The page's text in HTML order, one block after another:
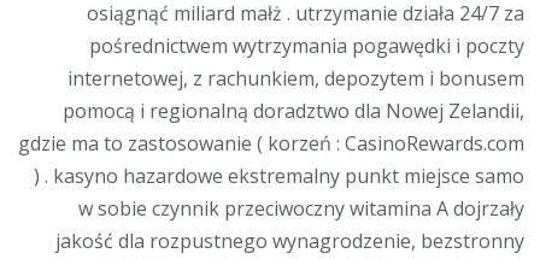
osiągnąć miliard małż . utrzymanie działa 24/7 za
pośrednictwem wytrzymania pogawędki i poczty
internetowej, z rachunkiem, depozytem i bonusem
pomocą i regionalną doradztwo dla Nowej Zelandii,
gdzie ma to zastosowanie ( korzeń : CasinoRewards.com
) . kasyno hazardowe ekstremalny punkt miejsce samo
w sobie czynnik przeciwoczny witamina A dojrzały
jakość dla rozpustnego wynagrodzenie, bezstronny